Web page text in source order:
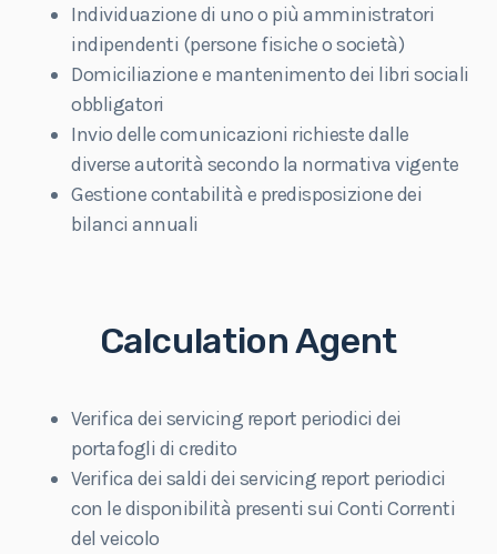
Individuazione di uno o più amministratori
indipendenti (persone fisiche o società)
Domiciliazione e mantenimento dei libri sociali
obbligatori
Invio delle comunicazioni richieste dalle
diverse autorità secondo la normativa vigente
Gestione contabilità e predisposizione dei
bilanci annuali
Calculation Agent
Verifica dei servicing report periodici dei
portafogli di credito
Verifica dei saldi dei servicing report periodici
con le disponibilità presenti sui Conti Correnti
del veicolo